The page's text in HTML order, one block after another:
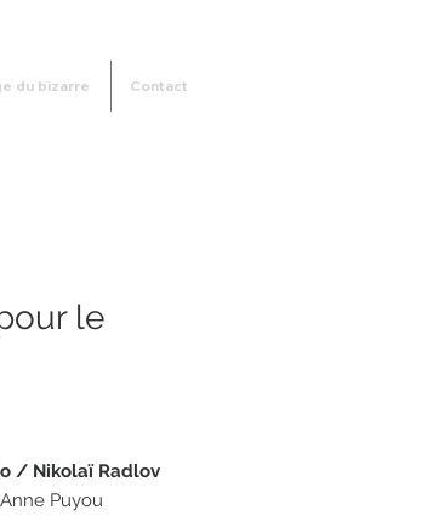
du bizarre Contact
le
/ Nikolaï Radlov
Puyou